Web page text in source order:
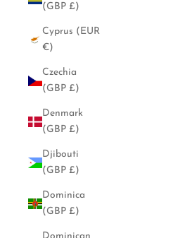
(GBP £)
Cyprus (EUR
€)
Czechia
(GBP £)
Denmark
(GBP £)
Djibouti
(GBP £)
Dominica
(GBP £)